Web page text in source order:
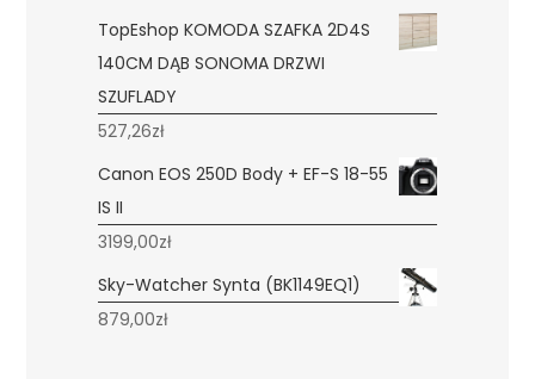
TopEshop KOMODA SZAFKA 2D4S
140CM DĄB SONOMA DRZWI
SZUFLADY
527,26zł
Canon EOS 250D Body + EF-S 18-55
IS II
3199,00zł
Sky-Watcher Synta (BK1149EQ1)
879,00zł